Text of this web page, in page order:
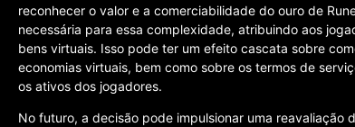
reconhecer o valor e a comerciabilidade do ouro de
necessária para essa complexidade, atribuindo aos
bens virtuais. Isso pode ter um efeito cascata sobre
economias virtuais, bem como sobre os termos de
os ativos dos jogadores.
No futuro, a decisão pode impulsionar uma reavaliação